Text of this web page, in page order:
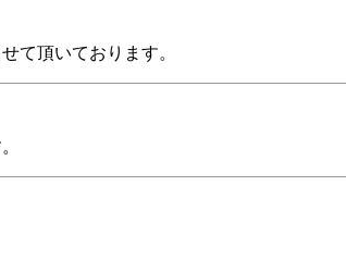
て頂いております。